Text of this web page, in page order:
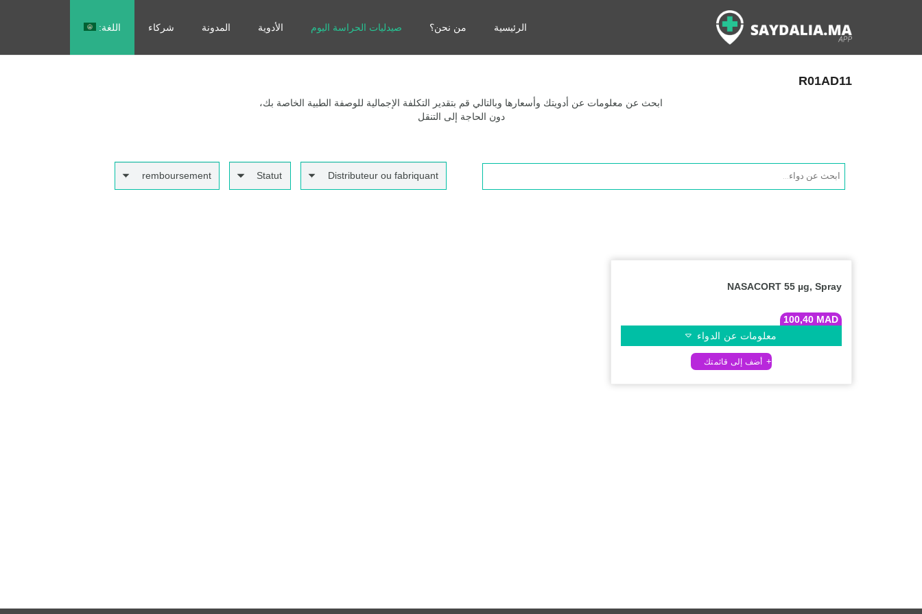
الرئيسية من نحن؟ صيدليات الحراسة اليوم الأدوية المدونة شركاء اللغة:
R01AD11
ابحث عن معلومات عن أدويتك وأسعارها وبالتالي قم بتقدير التكلفة الإجمالية للوصفة الطبية الخاصة بك،
دون الحاجة إلى التنقل
Products
search
Distributeur ou fabriquant
Statut
remboursement
NASACORT 55 µg, Spray
100,40 MAD
معلومات عن الدواء